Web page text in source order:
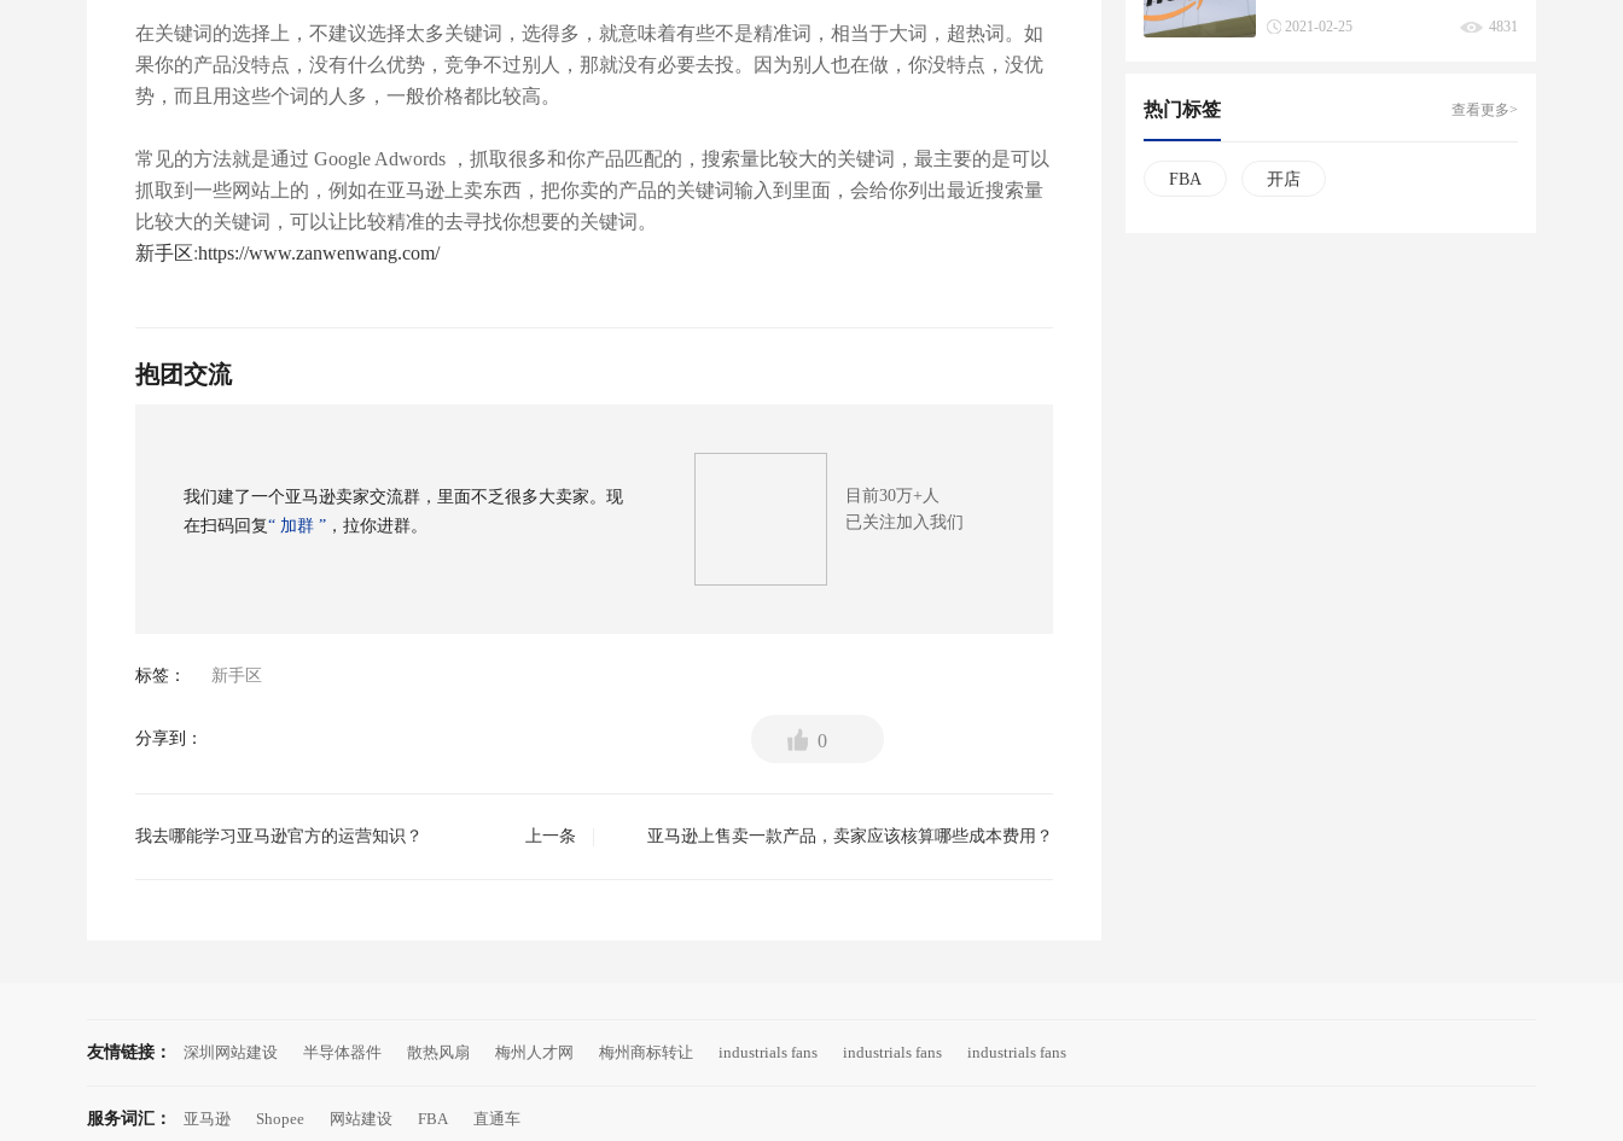
在关键词的选择上，不建议选择太多关键词，选得多，就意味着有些不是精准词，相当于大词，超热词。如
果你的产品没特点，没有什么优势，竞争不过别人，那就没有必要去投。因为别人也在做，你没特点，没优
势，而且用这些个词的人多，一般价格都比较高。
常见的方法就是通过 Google Adwords ，抓取很多和你产品匹配的，搜索量比较大的关键词，最主要的是可以
抓取到一些网站上的，例如在亚马逊上卖东西，把你卖的产品的关键词输入到里面，会给你列出最近搜索量
比较大的关键词，可以让比较精准的去寻找你想要的关键词。
新手区:https://www.zanwenwang.com/
抱团交流
我们建了一个亚马逊卖家交流群，里面不乏很多大卖家。现
在扫码回复“ 加群 ” ，拉你进群。
目前30万+人
已关注加入我们
标签： 新手区
分享到： 0
我去哪能学习亚马逊官方的运营知识？ 上一条 亚马逊上售卖一款产品，卖家应该核算哪些成本费用？
2021-02-25 4831
热门标签 查看更多>
FBA 开店
友情链接： 深圳网站建设 半导体器件 散热风扇 梅州人才网 梅州商标转让 industrials fans industrials fans industrials fans
服务词汇： 亚马逊 Shopee 网站建设 FBA 直通车